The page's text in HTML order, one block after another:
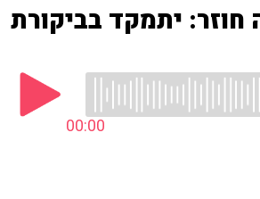
חוזר: יתמקד בביקורת
00:00